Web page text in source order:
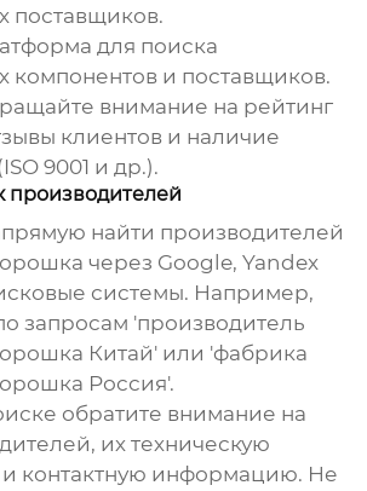
для поиска
и поставщиков.
внимание на рейтинг
клиентов и наличие
9001 и др.).
производителей
найти производителей
через Google, Yandex
системы. Например,
запросам 'производитель
Китай' или 'фабрика
Россия'.
обратите внимание на
их техническую
контактную информацию. Не